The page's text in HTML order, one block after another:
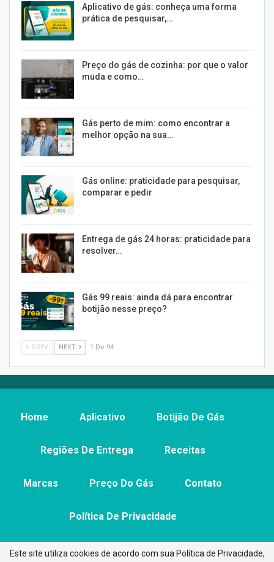
Aplicativo de gás: conheça uma forma
prática de pesquisar,…
Preço do gás de cozinha: por que o valor
muda e como…
Gás perto de mim: como encontrar a
melhor opção na sua…
Gás online: praticidade para pesquisar,
comparar e pedir
Entrega de gás 24 horas: praticidade para
resolver…
Gás 99 reais: ainda dá para encontrar
botijão nesse preço?
PREV NEXT 1 De 94
Home Aplicativo Botijão De Gás
Regiões De Entrega Receitas
Marcas Preço Do Gás Contato
Política De Privacidade
Este site utiliza cookies de acordo com sua Política de Privacidade,